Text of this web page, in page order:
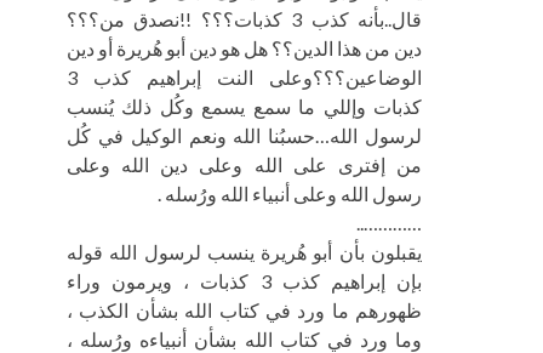
قال..بأنه كذب 3 كذبات؟؟؟ !!نصدق من؟؟؟
دين من هذا الدين؟؟ هل هو دين أبو هُريرة أو دين
الوضاعين؟؟؟وعلى النت إبراهيم كذب 3
كذبات وإللي ما سمع يسمع وكُل ذلك يُنسب
لرسول الله…حسبُنا الله ونعم الوكيل في كُل
من إفترى على الله وعلى دين الله وعلى
رسول الله وعلى أنبياء الله ورُسله .
…………..
يقبلون بأن أبو هُريرة ينسب لرسول الله قوله
بإن إبراهيم كذب 3 كذبات ، ويرمون وراء
ظهورهم ما ورد في كتاب الله بشأن الكذب ،
وما ورد في كتاب الله بشأن أنبياءه ورُسله ،